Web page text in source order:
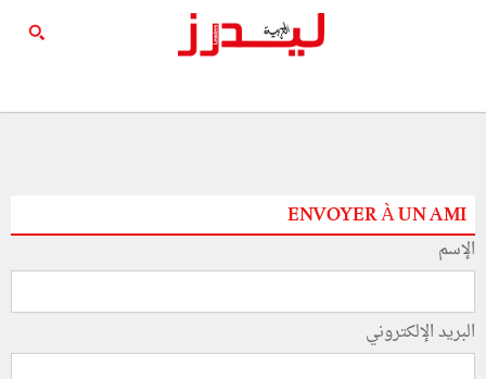
ENVOYER À UN AMI
الإسم
البريد الإلكتروني